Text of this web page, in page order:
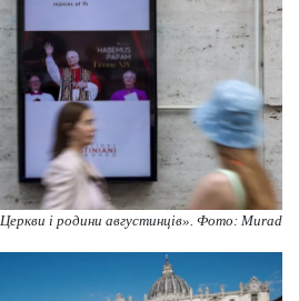
і родини августинців». Фото: Murad